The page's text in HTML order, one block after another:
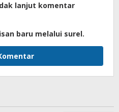
lanjut komentar
baru melalui surel.